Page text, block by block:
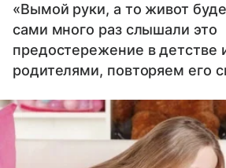
«Вымой руки, а то живот
сами много раз слышали это
предостережение в детстве
родителями, повторяем его